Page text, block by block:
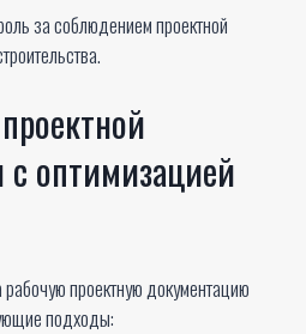
за соблюдением проектной
оптимизацией
проектную документацию
подходы: